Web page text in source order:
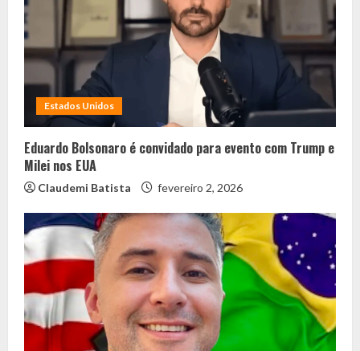
Estados Unidos
Eduardo Bolsonaro é convidado para evento com Trump e
Milei nos EUA
Claudemi Batista fevereiro 2, 2026